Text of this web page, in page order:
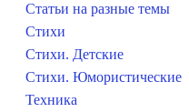
Статьи на разные темы
Стихи
Стихи. Детские
Стихи. Юмористические
Техника